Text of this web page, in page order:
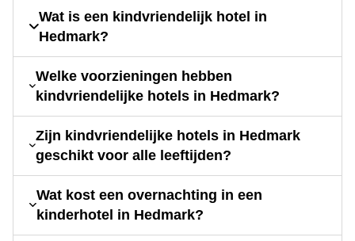
Wat is een kindvriendelijk hotel in
Hedmark?
Welke voorzieningen hebben
kindvriendelijke hotels in Hedmark?
Zijn kindvriendelijke hotels in Hedmark
geschikt voor alle leeftijden?
Wat kost een overnachting in een
kinderhotel in Hedmark?